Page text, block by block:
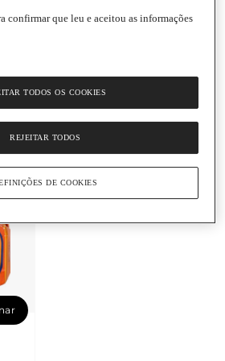
em
8,35 €
69,58 € / Kg
Salmão com Segurelha
em Azeite Georgette
Lata
confirmar que leu e aceitou as informações
REJEITAR TODOS
TODOS OS COOKIES
DE COOKIES